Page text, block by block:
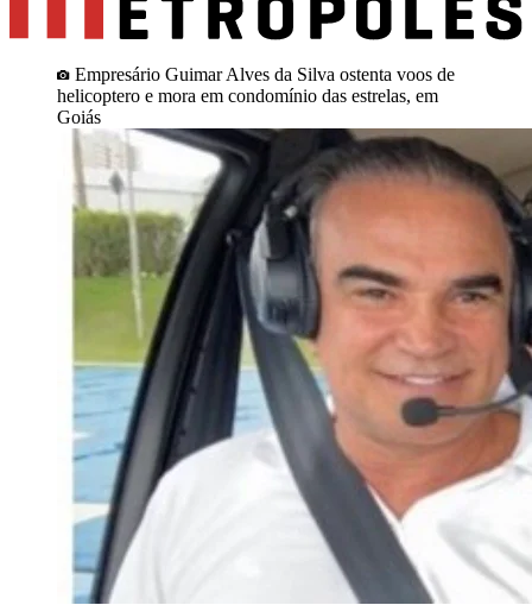
Empresário Guimar Alves da Silva ostenta voos de
helicoptero e mora em condomínio das estrelas, em
Goiás